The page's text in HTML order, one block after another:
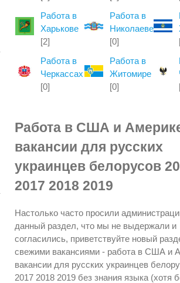
Работа в
Харькове
[2]
Работа в
Николаеве
[0]
Работа в
Черкассах
[0]
Работа в
Житомире
[0]
Работа в США и
вакансии для русских
украинцев белорусов
2017 2018 2019
Настолько часто просили
данный раздел, что мы не выдержали и
согласились, приветствуйте новый
свежими вакансиями - работа в США и
вакансии для русских украинцев
2017 2018 2019 без знания языка (хотя